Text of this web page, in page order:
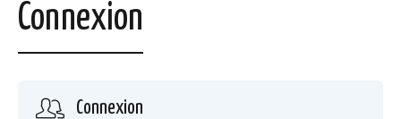
Connexion
Connexion